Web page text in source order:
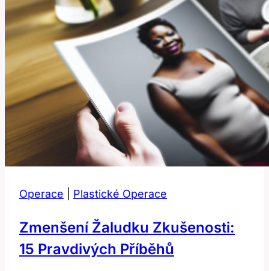
Operace Plastické Operace
Zmenšení Žaludku Zkušenosti:
15 Pravdivých Příběhů